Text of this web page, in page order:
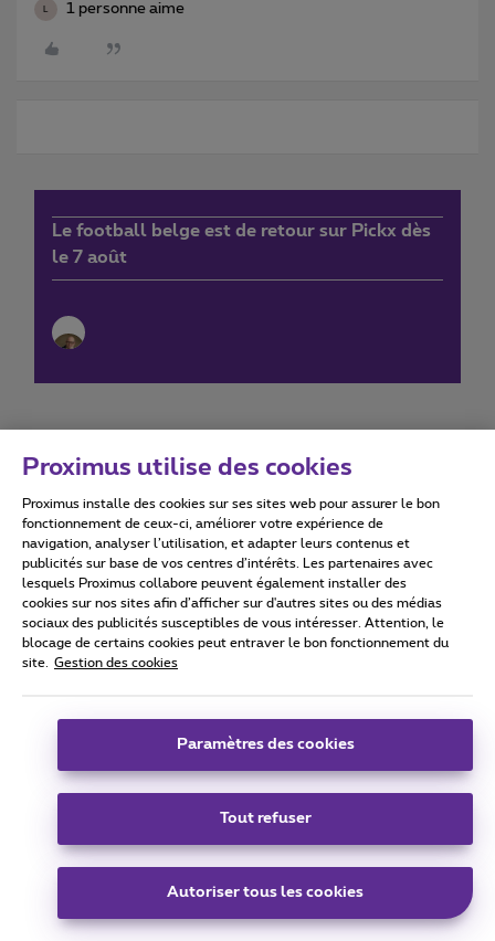
L 1 personne aime
Le football belge est de retour sur Pickx dès
le 7 août
Conditions d'utilisation Accessibility statement
Tous droits réservés. © 2026 Proximus
Conditions générales, info consommateur
Coordonnées de l’entreprise
Boulevard du Roi Albert II 27 - B-1030 Bruxelles.
Carrier & Wholesale Solutions
|Telindus
|Sitemap
Proximus utilise des cookies
Proximus installe des cookies sur ses sites web pour assurer le bon
fonctionnement de ceux-ci, améliorer votre expérience de
navigation, analyser l’utilisation, et adapter leurs contenus et
publicités sur base de vos centres d’intérêts. Les partenaires avec
lesquels Proximus collabore peuvent également installer des
cookies sur nos sites afin d’afficher sur d'autres sites ou des médias
sociaux des publicités susceptibles de vous intéresser. Attention, le
blocage de certains cookies peut entraver le bon fonctionnement du
site.
Gestion des cookies
Paramètres des cookies
Tout refuser
Autoriser tous les cookies